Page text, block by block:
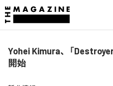
Yohei Kimura、「
開始